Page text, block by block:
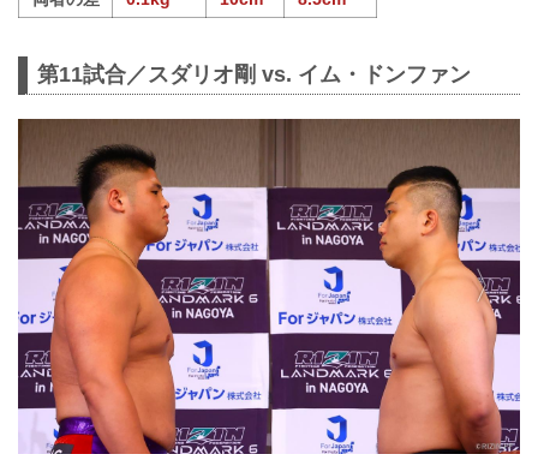
第11試合／スダリオ剛 vs. イム・ドンファン